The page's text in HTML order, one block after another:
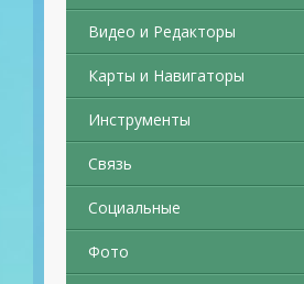
Видео и Редакторы
Карты и Навигаторы
Инструменты
Связь
Социальные
Фото